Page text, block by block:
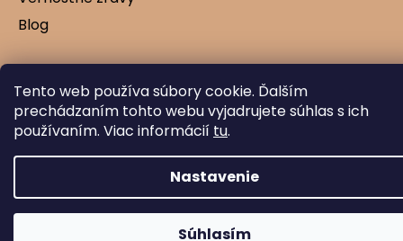
Tento web používa súbory cookie. Ďalším
prechádzaním tohto webu vyjadrujete súhlas s ich
používaním. Viac informácií tu.
Nastavenie
Súhlasím
Blog
Vytvoril Shoptet
Copyright 2026 Mamtex.sk. Všetky práva
vyhradené.